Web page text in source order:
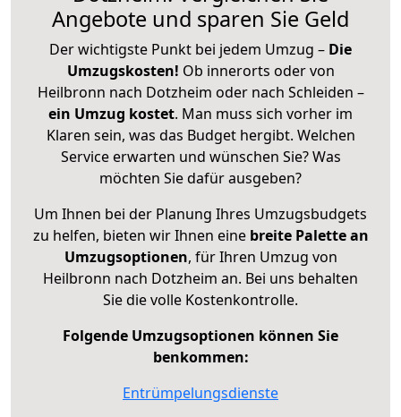
Angebote und sparen Sie Geld
Der wichtigste Punkt bei jedem Umzug – Die
Umzugskosten! Ob innerorts oder von
Heilbronn nach Dotzheim oder nach Schleiden –
ein Umzug kostet. Man muss sich vorher im
Klaren sein, was das Budget hergibt. Welchen
Service erwarten und wünschen Sie? Was
möchten Sie dafür ausgeben?
Um Ihnen bei der Planung Ihres Umzugsbudgets
zu helfen, bieten wir Ihnen eine breite Palette an
Umzugsoptionen, für Ihren Umzug von
Heilbronn nach Dotzheim an. Bei uns behalten
Sie die volle Kostenkontrolle.
Folgende Umzugsoptionen können Sie
benkommen:
Entrümpelungsdienste